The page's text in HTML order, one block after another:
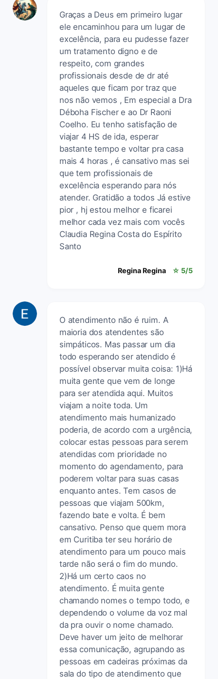
Graças a Deus em primeiro lugar
ele encaminhou para um lugar de
excelência, para eu pudesse fazer
um tratamento digno e de
respeito, com grandes
profissionais desde de dr até
aqueles que ficam por traz que
nos não vemos , Em especial a Dra
Déboha Fischer e ao Dr Raoni
Coelho. Eu tenho satisfação de
viajar 4 HS de ida, esperar
bastante tempo e voltar pra casa
mais 4 horas , é cansativo mas sei
que tem profissionais de
excelência esperando para nós
atender. Gratidão a todos Já estive
pior , hj estou melhor e ficarei
melhor cada vez mais com vocês
Claudia Regina Costa do Espírito
Santo
Regina Regina ☆ 5/5
O atendimento não é ruim. A
maioria dos atendentes são
simpáticos. Mas passar um dia
todo esperando ser atendido é
possível observar muita coisa: 1)Há
muita gente que vem de longe
para ser atendida aqui. Muitos
viajam a noite toda. Um
atendimento mais humanizado
poderia, de acordo com a urgência,
colocar estas pessoas para serem
atendidas com prioridade no
momento do agendamento, para
poderem voltar para suas casas
enquanto antes. Tem casos de
pessoas que viajam 500km,
fazendo bate e volta. É bem
cansativo. Penso que quem mora
em Curitiba ter seu horário de
atendimento para um pouco mais
tarde não será o fim do mundo.
2)Há um certo caos no
atendimento. É muita gente
chamando nomes o tempo todo, e
dependendo o volume da voz mal
da pra ouvir o nome chamado.
Deve haver um jeito de melhorar
essa comunicação, agrupando as
pessoas em cadeiras próximas da
sala do tipo de atendimento que